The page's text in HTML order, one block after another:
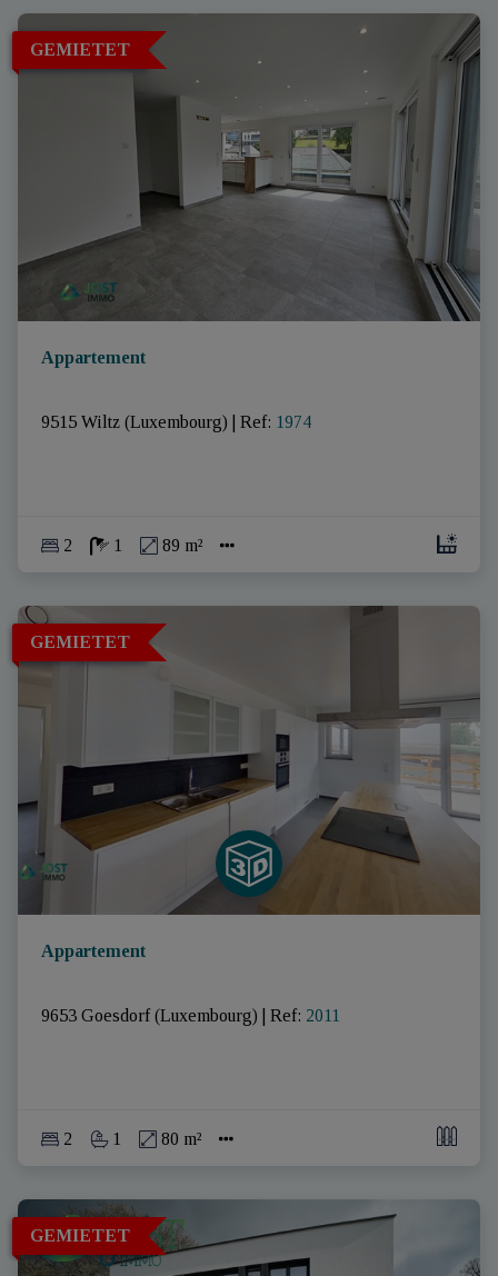
GEMIETET
Appartement
9515 Wiltz (Luxembourg) Ref: 1974
2 1 89 m²
GEMIETET
Appartement
9653 Goesdorf (Luxembourg) Ref: 2011
2 1 80 m²
GEMIETET